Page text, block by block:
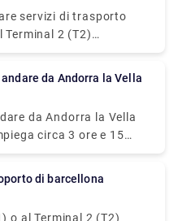
Perafita-Claror, dalle
Valle de Sorteny.
Durante le
aquile, caprioli e
auto facili e fluidi, non
Rydeu.com!
servizi di trasporto
Terminal 2 (T2)
dei trasporti e dei
e la partenza
aeroportuali privati di
e veicoli di fascia alta.
utilizzando il
semplice e facile da
al punto di
da Andorra la Vella
circa 3 ore e 15
o al Terminal 2 (T2)